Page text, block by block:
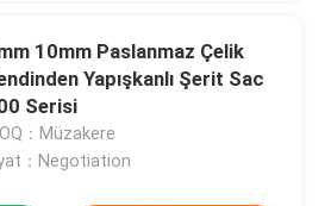
10mm Paslanmaz Çelik
Yapışkanlı Şerit Sac
Serisi
：Müzakere
：Negotiation